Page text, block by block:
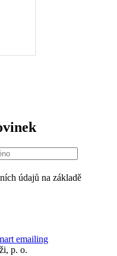
údajů na základě
emailing
p. o.